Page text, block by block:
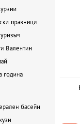
празници
Валентин
година
басейн